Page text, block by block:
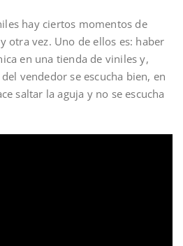
hay ciertos momentos de
otra vez. Uno de ellos es: haber
en una tienda de viniles y,
vendedor se escucha bien, en
saltar la aguja y no se escucha